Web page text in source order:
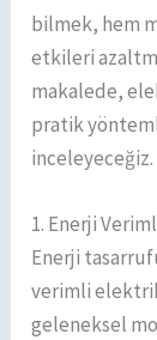
bilmek, hem
etkileri
makalede,
pratik
inceleyeceğiz.
1. Enerji
Enerji
verimli
geleneksel